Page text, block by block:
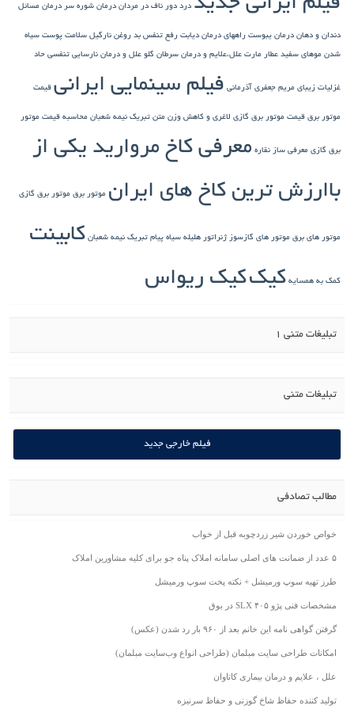
درد دور ناف در مردان درمان شوره سر درمان مسائل
دندان و دهان درمان یبوست راههای درمان دیابت رفع تنفس بد روغن نارگیل سلامت پوست سیاه
شدن موهای سفید عطار مارت علل،علایم و درمان سرطان گلو علل و درمان نارسایی تنفسی حاد
غزلیات زیبای مریم جعفری آذرمانی فیلم سینمایی ایرانی قیمت
موتور برق قیمت موتور برق گازی لاغری و کاهش وزن متن تبریک نیمه شعبان محاسبه قیمت موتور
برق گازی معرفی ساز نقاره معرفی کاخ مروارید یکی از
باارزش ترین کاخ های ایران موتور برق موتور برق گازی
موتور های برق موتور های گازسوز ژنراتور هلیله سیاه پیام تبریک نیمه شعبان کابینت
کمک به همسایه کیککیک ریواس
تبلیغات متنی 1
تبلیغات متنی
فیلم خارجی جدید
مطالب تصادفی
خواص خوردن شیر زردچوبه قبل از خواب
۵ عدد از ضمانت های اصلی سامانه املاک پناه جو برای کلیه مشاورین املاک
طرز تهیه سوپ ورمیشل + نکته پخت سوپ ورمیشل
مشخصات فنی پژو ۴۰۵ SLX در بوق
گرفتن گواهی نامه این خانم بعد از ۹۶۰ بار رد شدن (عکس)
امکانات طراحی سایت مبلمان (طراحی انواع وب‌سایت مبلمان)
علل ، علایم و درمان بیماری کاناوان
تولید کننده حفاظ شاخ گوزنی و حفاظ سرنیزه